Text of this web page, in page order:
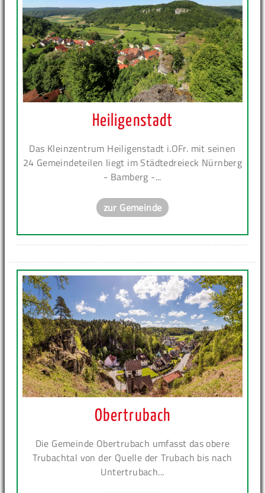
Heiligenstadt
Das Kleinzentrum Heiligenstadt i.OFr. mit seinen
24 Gemeindeteilen liegt im Städtedreieck Nürnberg
- Bamberg -...
zur Gemeinde
Obertrubach
Die Gemeinde Obertrubach umfasst das obere
Trubachtal von der Quelle der Trubach bis nach
Untertrubach...